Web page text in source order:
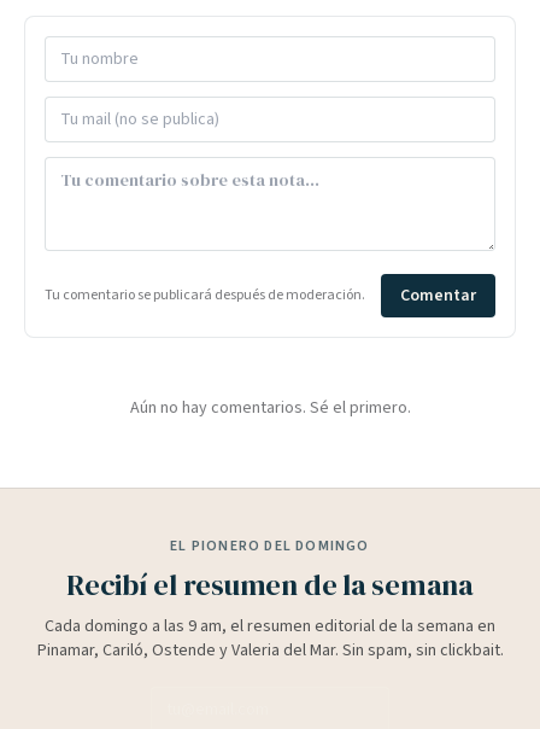
Tu comentario se publicará después de moderación. Comentar
Aún no hay comentarios. Sé el primero.
EL PIONERO DEL DOMINGO
Recibí el resumen de la semana
Cada domingo a las 9 am, el resumen editorial de la semana en
Pinamar, Cariló, Ostende y Valeria del Mar. Sin spam, sin clickbait.